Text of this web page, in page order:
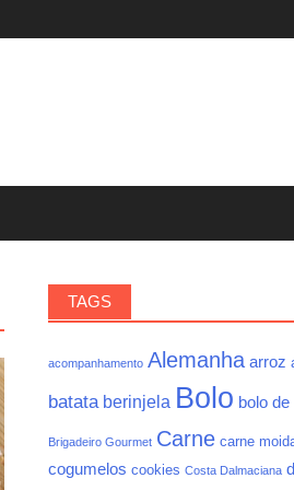
TAGS
acompanhamento Alemanha arroz
batata berinjela Bolo bolo
Brigadeiro Gourmet Carne carne
cogumelos cookies Costa Dalmaciana